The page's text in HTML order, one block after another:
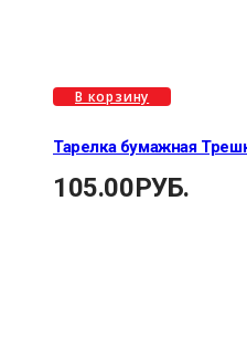
В корзину
Тарелка бумажная
105.00РУБ.